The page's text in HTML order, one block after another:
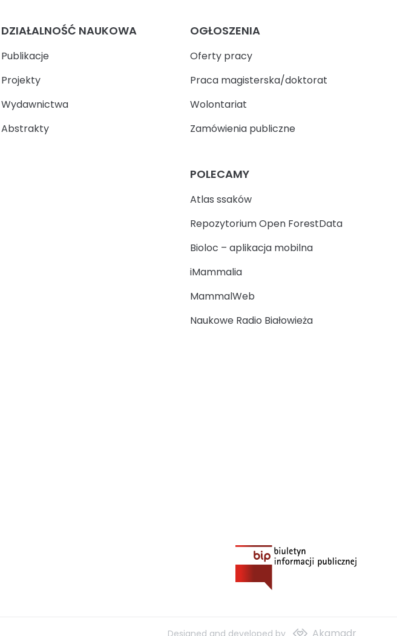
DZIAŁALNOŚĆ NAUKOWA
Publikacje
Projekty
Wydawnictwa
Abstrakty
OGŁOSZENIA
Oferty pracy
Praca magisterska/doktorat
Wolontariat
Zamówienia publiczne
POLECAMY
Atlas ssaków
Repozytorium Open ForestData
Bioloc – aplikacja mobilna
iMammalia
MammalWeb
Naukowe Radio Białowieża
Designed and developed by Akamadr